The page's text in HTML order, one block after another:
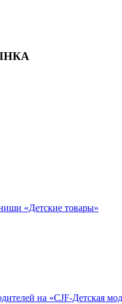
«Детские товары»
на «CJF-Детская